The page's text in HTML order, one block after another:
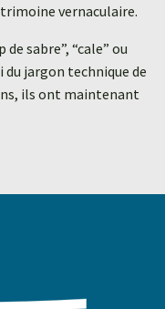
vernaculaire.
sabre”, “cale” ou
jargon technique de
ils ont maintenant